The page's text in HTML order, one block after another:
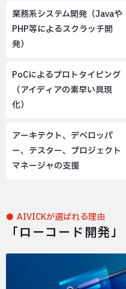
業務系システム開発（Javaや
PHP等によるスクラッチ開
発）
PoCによるプロトタイピング
（アイディアの素早い具現
化）
アーキテクト、デベロッパ
ー、テスター、プロジェクト
マネージャの支援
AIVICKが選ばれる理由
「ローコード開発」